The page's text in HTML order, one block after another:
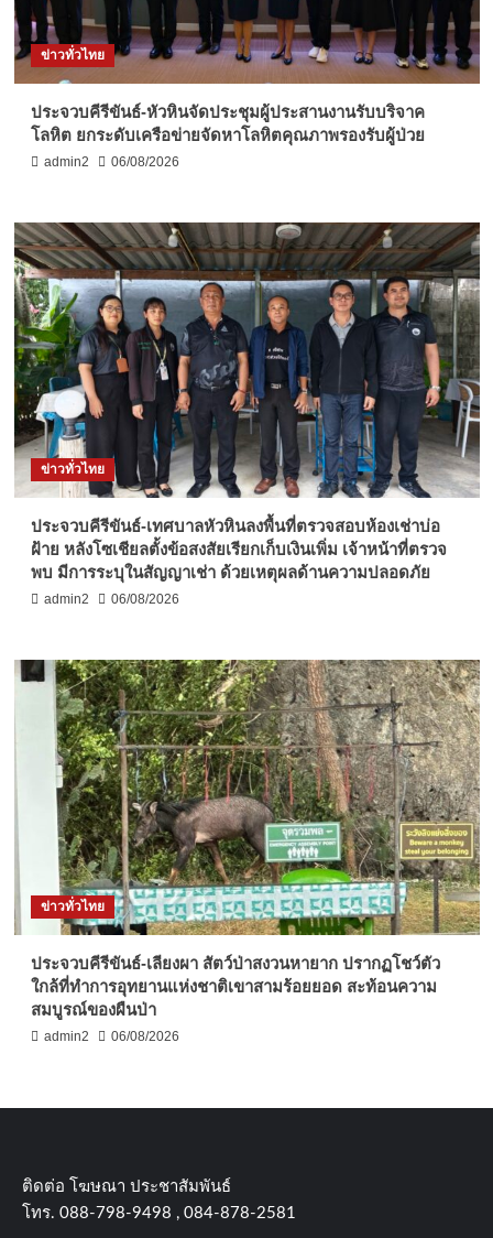
ข่าวทั่วไทย
ประจวบคีรีขันธ์-หัวหินจัดประชุมผู้ประสานงานรับบริจาค
โลหิต ยกระดับเครือข่ายจัดหาโลหิตคุณภาพรองรับผู้ป่วย
admin2 06/08/2026
ข่าวทั่วไทย
ประจวบคีรีขันธ์-เทศบาลหัวหินลงพื้นที่ตรวจสอบห้องเช่าบ่อ
ฝ้าย หลังโซเชียลตั้งข้อสงสัยเรียกเก็บเงินเพิ่ม เจ้าหน้าที่ตรวจ
พบ มีการระบุในสัญญาเช่า ด้วยเหตุผลด้านความปลอดภัย
admin2 06/08/2026
ข่าวทั่วไทย
ประจวบคีรีขันธ์-เลียงผา สัตว์ป่าสงวนหายาก ปรากฏโชว์ตัว
ใกล้ที่ทำการอุทยานแห่งชาติเขาสามร้อยยอด สะท้อนความ
สมบูรณ์ของผืนป่า
admin2 06/08/2026
ติดต่อ​ โฆษณา​ ประชาสัมพันธ์
โทร​. 088-798-9498 , 084-878-2581